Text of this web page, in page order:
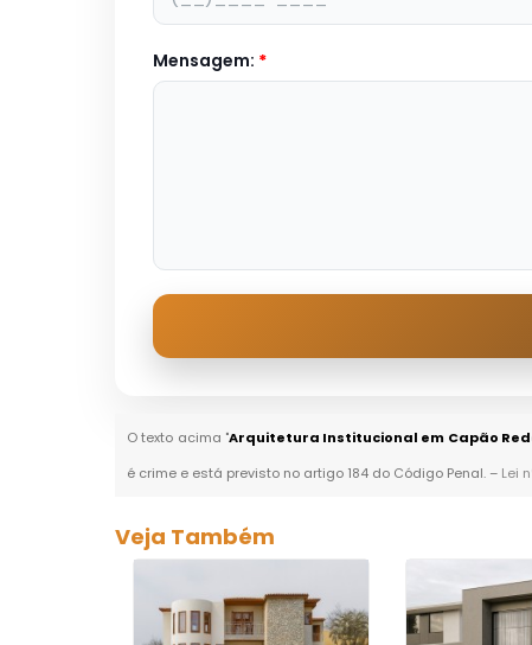
Mensagem: *
O texto acima "Arquitetura Institucional em Capão
é crime e está previsto no artigo 184 do Código Penal. – Lei
Veja Também